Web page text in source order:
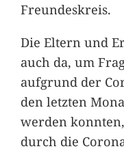
Freundeskreis.
Die Eltern und
auch da, um
aufgrund der
den letzten
werden
durch die